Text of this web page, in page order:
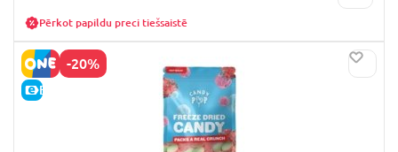
Pērkot papildu preci tiešsaistē
-20%
E-CENA